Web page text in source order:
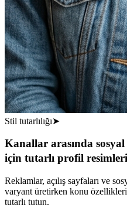
Stil tutarlılığı➤
Kanallar arasında
için tutarlı profil
Reklamlar, açılış sayfaları ve
varyant üretirken konu
tutarlı tutun.